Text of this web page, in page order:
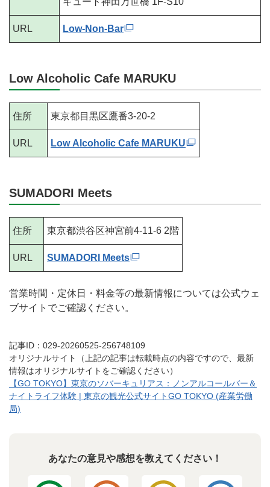
URL Low-Non-Bar
Low Alcoholic Cafe MARUKU
住所 東京都目黒区鷹番3-20-2
URL Low Alcoholic Cafe MARUKU
SUMADORI Meets
住所 東京都渋谷区神宮前4-11-6 2階
URL SUMADORI Meets
営業時間・定休日・料金等の最新情報については公式ウェ
ブサイトでご確認ください。
記事ID：029-20260525-256748109
オリジナルサイト（上記の記事は転載時点の内容ですので、最新
情報はオリジナルサイトをご確認ください）
【GO TOKYO】東京のソバーキュリアス：ノンアルコールバー＆
ナイトライフ体験 | 東京の観光公式サイトGO TOKYO (産業労働
局)
あなたの意見や感想を教えてください！